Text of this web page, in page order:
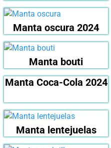
Manta oscura 2024
Manta bouti
Manta Coca-Cola 2024
Manta lentejuelas